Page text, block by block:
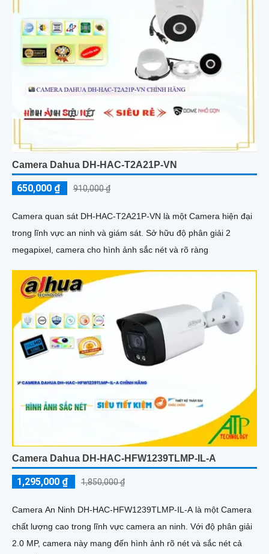
Camera Dahua DH-HAC-T2A21P-VN
650,000 ₫ 910,000 ₫
Camera quan sát DH-HAC-T2A21P-VN là một Camera hiện đại
trong lĩnh vực an ninh và giám sát. Sở hữu độ phân giải 2
megapixel, camera cho hình ảnh sắc nét và rõ ràng
Camera Dahua DH-HAC-HFW1239TLMP-IL-A
1,295,000 ₫ 1,850,000 ₫
Camera An Ninh DH-HAC-HFW1239TLMP-IL-A là một Camera
chất lượng cao trong lĩnh vực camera an ninh. Với độ phân giải
2.0 MP, camera này mang đến hình ảnh rõ nét và sắc nét cả